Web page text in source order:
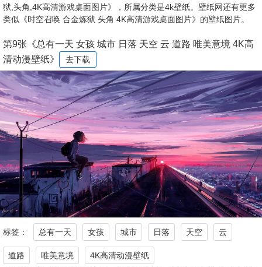
狱,头角,4K高清游戏桌面图片》，所属分类是4k壁纸。壁纸网还有更多
类似《时空召唤 合金炼狱 头角 4K高清游戏桌面图片》的壁纸图片。
第9张《总有一天 女孩 城市 日落 天空 云 道路 唯美意境 4K高
清动漫壁纸》
去下载
标签： 总有一天 女孩 城市 日落 天空 云
道路 唯美意境
4K高清动漫壁纸